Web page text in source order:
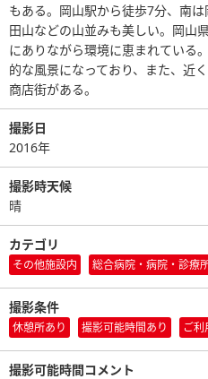
もある。岡山駅から徒歩7分、南
田山などの山並みも美しい。岡山
にありながら環境に恵まれている
的な風景になっており、また、近
商店街がある。
撮影日
2016年
撮影時天候
晴
カテゴリ
その他施設内 総合病院・病院・診療
撮影条件
休憩所あり 撮影可能時間あり ご利
撮影可能時間コメント